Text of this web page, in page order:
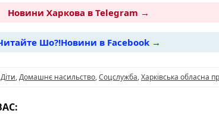
p
y
Li
n
Новини Харкова в Telegram →
Шо?!Новини в Facebook →
Діти,Домашнє насильство,Соцслужба,Харківська обласна